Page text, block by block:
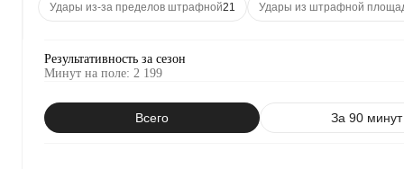
Удары из-за пределов штрафной21 Удары из штрафной
Результативность за сезон
Минут на поле: 2 199
Всего За 90 минут